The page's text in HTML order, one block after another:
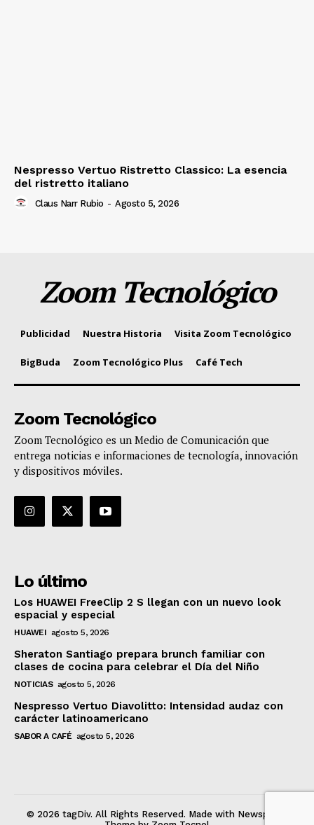
Nespresso Vertuo Ristretto Classico: La esencia
del ristretto italiano
Claus Narr Rubio - Agosto 5, 2026
Zoom Tecnológico
Publicidad Nuestra Historia Visita Zoom Tecnológico
BigBuda Zoom Tecnológico Plus Café Tech
Zoom Tecnológico
Zoom Tecnológico es un Medio de Comunicación que
entrega noticias e informaciones de tecnología, innovación
y dispositivos móviles.
Lo último
Los HUAWEI FreeClip 2 S llegan con un nuevo look
espacial y especial
HUAWEI agosto 5, 2026
Sheraton Santiago prepara brunch familiar con
clases de cocina para celebrar el Día del Niño
NOTICIAS agosto 5, 2026
Nespresso Vertuo Diavolitto: Intensidad audaz con
carácter latinoamericano
SABOR A CAFÉ agosto 5, 2026
© 2026 tagDiv. All Rights Reserved. Made with Newspaper